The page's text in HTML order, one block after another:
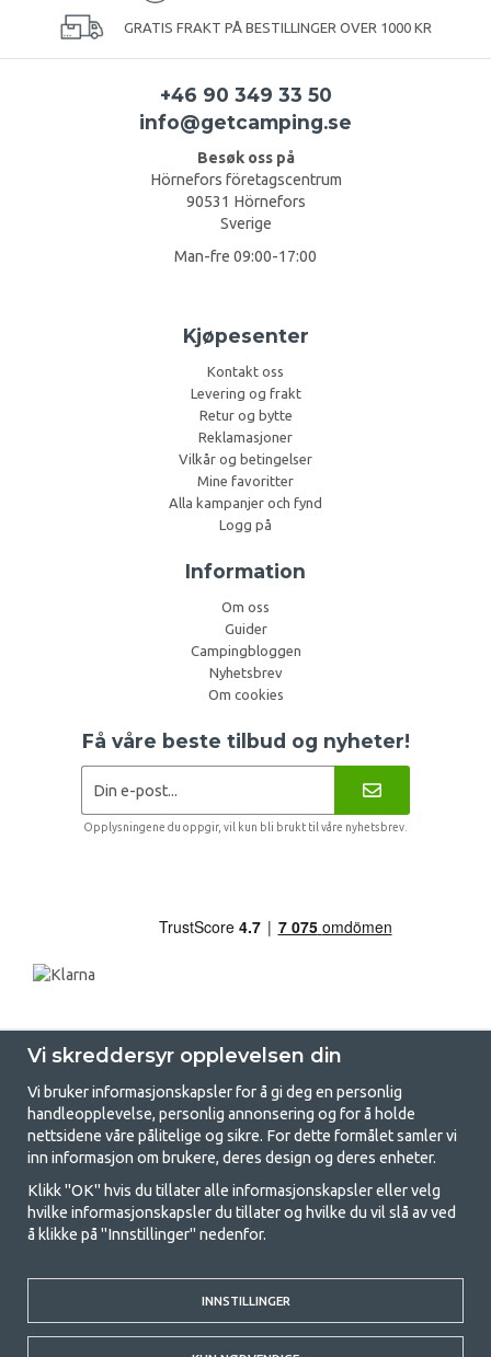
GRATIS FRAKT PÅ BESTILLINGER OVER 1000 KR
+46 90 349 33 50
info@getcamping.se
Besøk oss på
Hörnefors företagscentrum
90531 Hörnefors
Sverige
Man-fre 09:00-17:00
Kjøpesenter
Kontakt oss
Levering og frakt
Retur og bytte
Reklamasjoner
Vilkår og betingelser
Mine favoritter
Alla kampanjer och fynd
Logg på
Information
Om oss
Guider
Campingbloggen
Nyhetsbrev
Om cookies
Få våre beste tilbud og nyheter!
Opplysningene du oppgir, vil kun bli brukt til våre nyhetsbrev.
GetCamping - Din butikk for camping
og friluftsliv
Camping kan enten være en livsstil eller en måte å samle familien for et
felles eventyr. Uansett hvilken kategori du tilhører, finner du alt du
campe, og derfor tilbyr vi veldig gode priser på familietelt,
campingfortelt og alt annet utstyr for camping og friluftsliv. Målet vårt
er å tilby det beste campingutstyret i hver prisklasse når det gjelder
kvalitet og funksjonalitet. Ta gjerne kontakt med oss hvis det er noe du
Vi skreddersyr opplevelsen din
Vi bruker informasjonskapsler for å gi deg en personlig
handleopplevelse, personlig annonsering og for å holde
nettsidene våre pålitelige og sikre. For dette formålet samler vi
inn informasjon om brukere, deres design og deres enheter.
Klikk "OK" hvis du tillater alle informasjonskapsler eller velg
hvilke informasjonskapsler du tillater og hvilke du vil slå av ved
å klikke på "Innstillinger" nedenfor.
INNSTILLINGER